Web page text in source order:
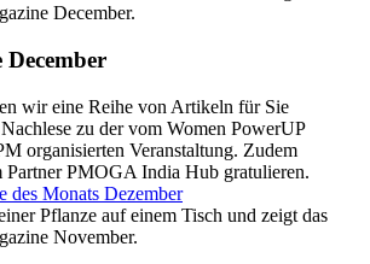
wir eine Reihe von Artikeln für Sie
zu der vom Women PowerUP
organisierten Veranstaltung. Zudem
Partner PMOGA India Hub gratulieren.
des Monats Dezember